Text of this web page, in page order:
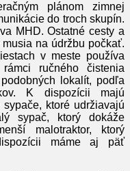
plánom zimnej
do troch skupín.
MHD. Ostatné cesty a
na údržbu počkať.
v meste používa
ručného čistenia
lokalít, podľa
K dispozícii majú
ktoré udržiavajú
sypač, ktorý dokáže
malotraktor, ktorý
máme aj päť